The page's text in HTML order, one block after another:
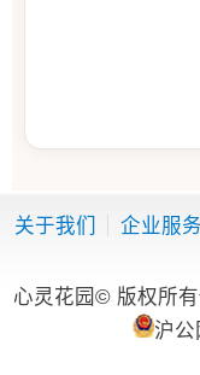
关于我们 企业服务
心灵花园© 版权所
沪公